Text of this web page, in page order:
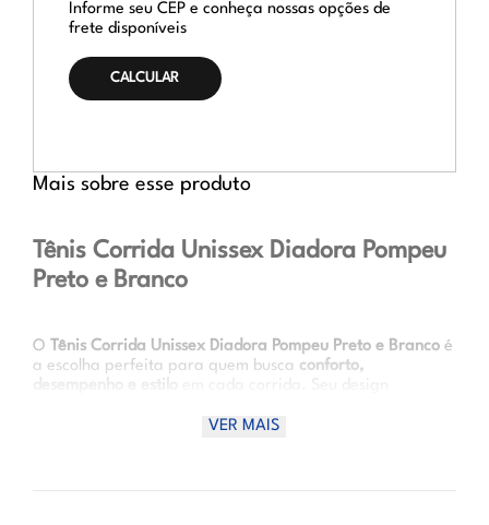
Informe seu CEP e conheça nossas opções de
frete disponíveis
CALCULAR O
FRETE
Mais sobre esse produto
Tênis Corrida Unissex Diadora Pompeu
Preto e Branco
O Tênis Corrida Unissex Diadora Pompeu Preto e Brancoé
a escolha perfeita para quem busca conforto,
branco, transmite elegância e versatilidade, enquanto sua
VER MAIS